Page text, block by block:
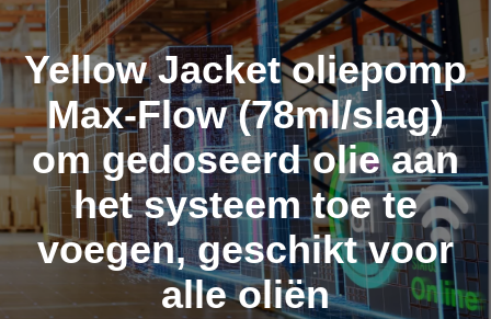
Yellow Jacket oliepomp
Max-Flow (78ml/slag)
om gedoseerd olie aan
het systeem toe te
voegen, geschikt voor
alle oliën